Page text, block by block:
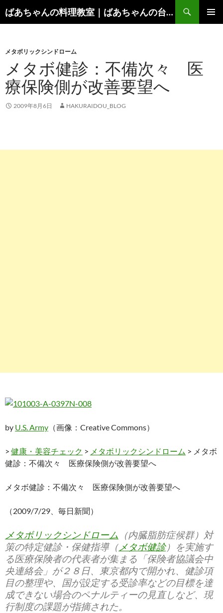
ン
ツ
ス
キ
ばあちゃんの料理教室｜ばあちゃんの台所から学ぶ、食と健康の知恵
索
メタボリックシンドローム
メタボ健診：不備次々 医
療保険側が改善要望へ
2009年8月6日 HAKURAIDOU_BLOG
by U.S. Army （画像：Creative Commons）
> 健康・美容チェック > メタボリックシンドローム > メタボ
健診：不備次々 医療保険側が改善要望へ
メタボ健診：不備次々 医療保険側が改善要望へ
（2009/7/29、毎日新聞）
メタボリックシンドローム （内臓脂肪症候群）対
策の特定健診・保健指導（メタボ健診）を実施す
る医療保険者の代表者が集まる「保険者協議会中
央連絡会」が２８日、東京都内で開かれ、健診項
目の整理や、国が設定する受診率などの目標を達
成できない場合のペナルティーの見直しなど、現
行制度の課題が指摘された。